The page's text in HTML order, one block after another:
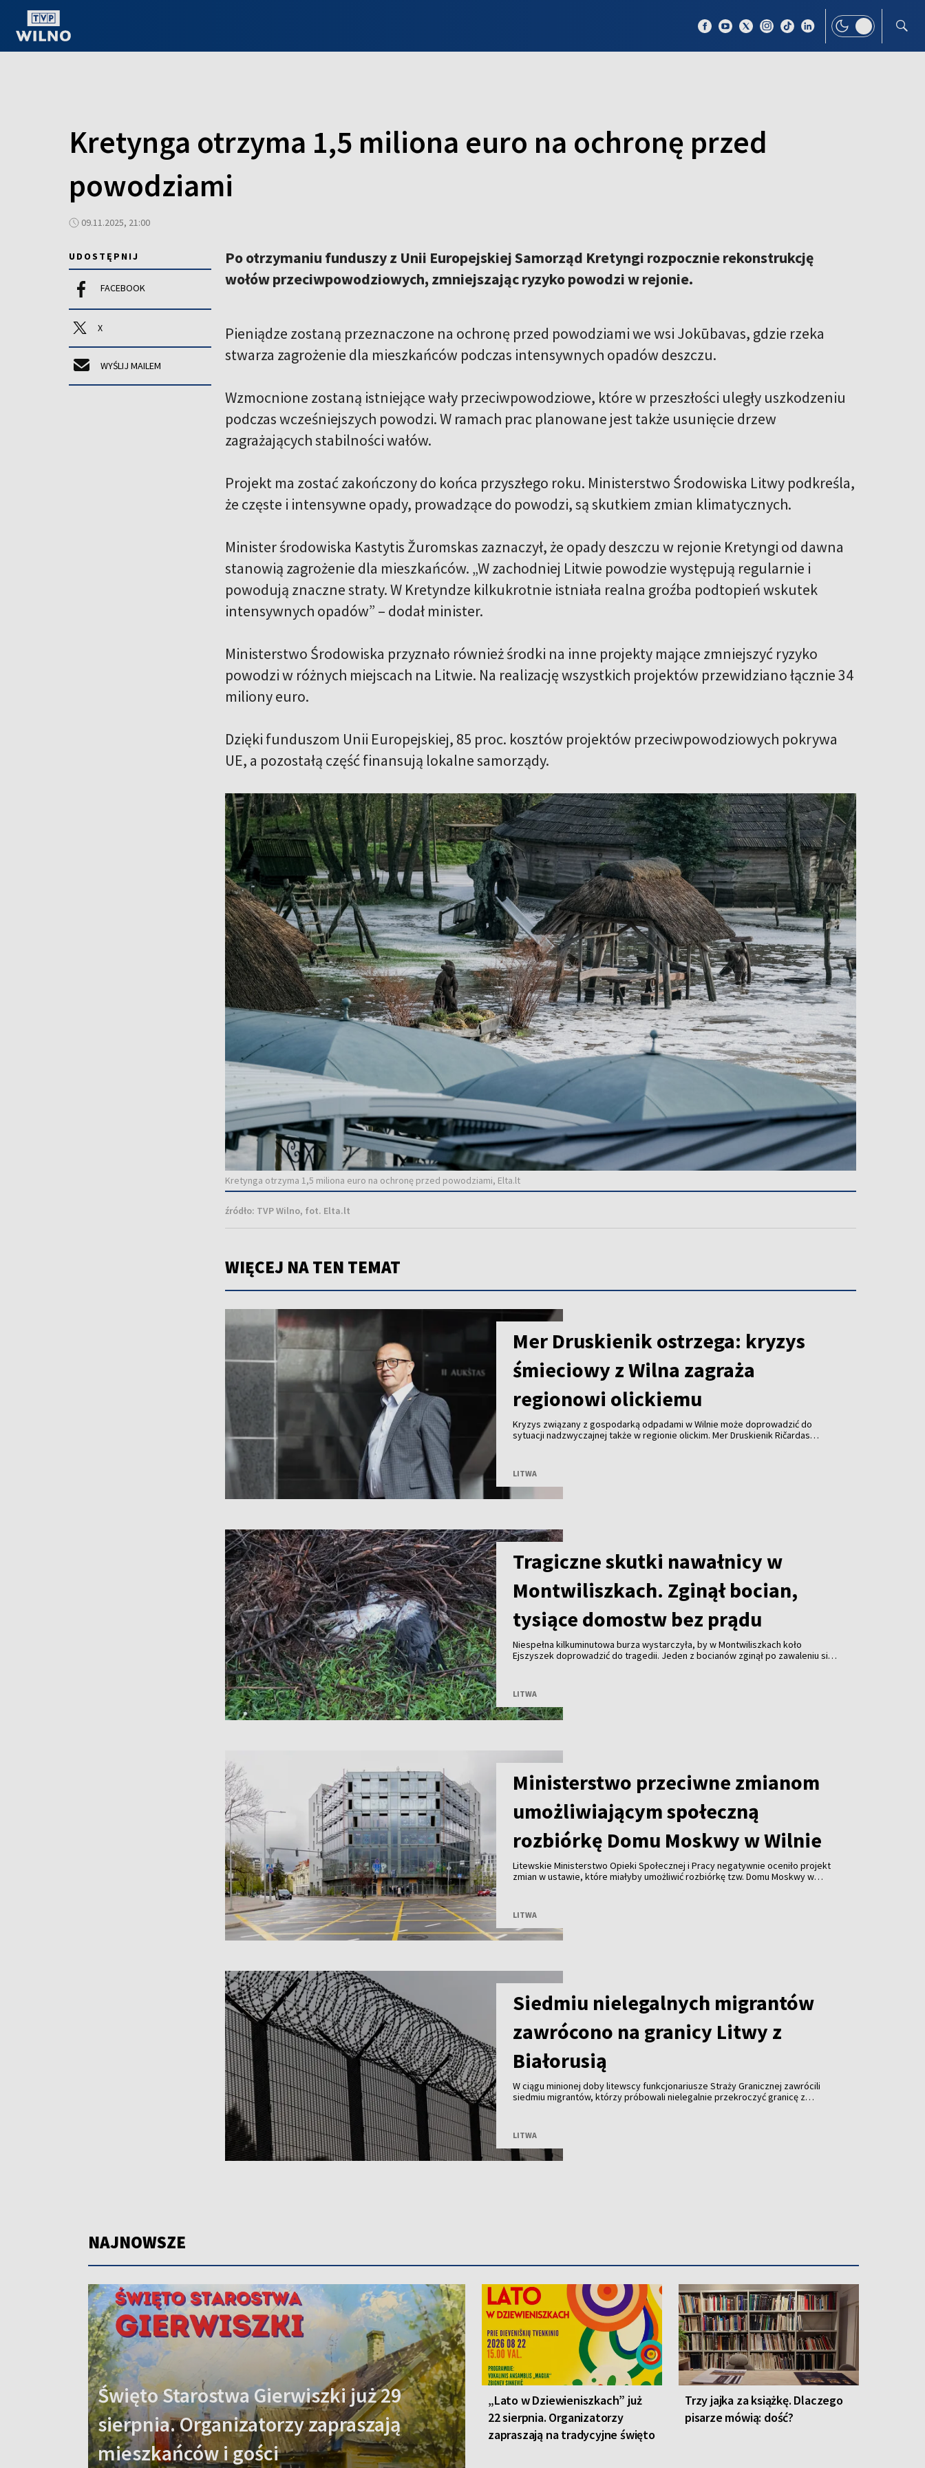
Kretynga otrzyma 1,5 miliona euro na ochronę przed
powodziami
09.11.2025, 21:00
UDOSTĘPNIJ
FACEBOOK
X
WYŚLIJ MAILEM
Po otrzymaniu funduszy z Unii Europejskiej Samorząd Kretyngi rozpocznie rekonstrukcję
wołów przeciwpowodziowych, zmniejszając ryzyko powodzi w rejonie.
Pieniądze zostaną przeznaczone na ochronę przed powodziami we wsi Jokūbavas, gdzie rzeka
stwarza zagrożenie dla mieszkańców podczas intensywnych opadów deszczu.
Wzmocnione zostaną istniejące wały przeciwpowodziowe, które w przeszłości uległy uszkodzeniu
podczas wcześniejszych powodzi. W ramach prac planowane jest także usunięcie drzew
zagrażających stabilności wałów.
Projekt ma zostać zakończony do końca przyszłego roku. Ministerstwo Środowiska Litwy podkreśla,
że częste i intensywne opady, prowadzące do powodzi, są skutkiem zmian klimatycznych.
Minister środowiska Kastytis Žuromskas zaznaczył, że opady deszczu w rejonie Kretyngi od dawna
stanowią zagrożenie dla mieszkańców. „W zachodniej Litwie powodzie występują regularnie i
powodują znaczne straty. W Kretyndze kilkukrotnie istniała realna groźba podtopień wskutek
intensywnych opadów” – dodał minister.
Ministerstwo Środowiska przyznało również środki na inne projekty mające zmniejszyć ryzyko
powodzi w różnych miejscach na Litwie. Na realizację wszystkich projektów przewidziano łącznie 34
miliony euro.
Dzięki funduszom Unii Europejskiej, 85 proc. kosztów projektów przeciwpowodziowych pokrywa
UE, a pozostałą część finansują lokalne samorządy.
Kretynga otrzyma 1,5 miliona euro na ochronę przed powodziami, Elta.lt
źródło: TVP Wilno, fot. Elta.lt
WIĘCEJ NA TEN TEMAT
Mer Druskienik ostrzega: kryzys
śmieciowy z Wilna zagraża
regionowi olickiemu
Kryzys związany z gospodarką odpadami w Wilnie może doprowadzić do
sytuacji nadzwyczajnej także w regionie olickim. Mer Druskienik Ričardas
LITWA
Tragiczne skutki nawałnicy w
Montwiliszkach. Zginął bocian,
tysiące domostw bez prądu
Niespełna kilkuminutowa burza wystarczyła, by w Montwiliszkach koło
Ejszyszek doprowadzić do tragedii. Jeden z bocianów zginął po zawaleniu się
LITWA
Ministerstwo przeciwne zmianom
umożliwiającym społeczną
rozbiórkę Domu Moskwy w Wilnie
Litewskie Ministerstwo Opieki Społecznej i Pracy negatywnie oceniło projekt
zmian w ustawie, które miałyby umożliwić rozbiórkę tzw. Domu Moskwy w
LITWA
Siedmiu nielegalnych migrantów
zawrócono na granicy Litwy z
Białorusią
W ciągu minionej doby litewscy funkcjonariusze Straży Granicznej zawrócili
siedmiu migrantów, którzy próbowali nielegalnie przekroczyć granicę z
LITWA
NAJNOWSZE
Święto Starostwa Gierwiszki już 29
sierpnia. Organizatorzy zapraszają
mieszkańców i gości
„Lato w Dziewieniszkach” już
22 sierpnia. Organizatorzy
zapraszają na tradycyjne święto
Trzy jajka za książkę. Dlaczego
pisarze mówią: dość?